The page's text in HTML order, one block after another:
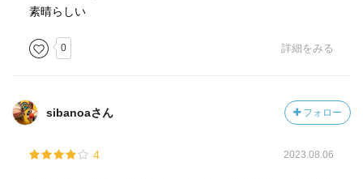
素晴らしい
0 詳細をみる
sibanoaさん フォロー
4 2023.08.06